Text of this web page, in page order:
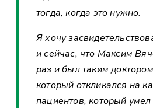
тогда, когда это нужно.
Я хочу
и сейчас, что Максим
раз и был таким
который откликался на
пациентов, который